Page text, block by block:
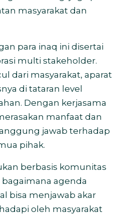
masyarakat dan
para inaq ini disertai
multi stakeholder.
dari masyarakat, aparat
di tataran level
Dengan kerjasama
manfaat dan
jawab terhadap
pihak.
berbasis komunitas
agenda
bisa menjawab akar
oleh masyarakat